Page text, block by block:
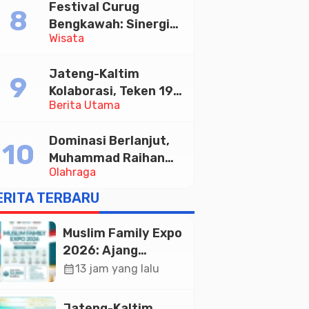
Tabungan Bima Bank
Jateng
Wisata
Festival Curug
Bengkawah: Sinergi
Desa Sikasur dan
Memajukan Wisata
serta UMKM Lokal
Berita Utama
Jateng-Kaltim
Kolaborasi, Teken 19
Kerja Sama Ekonomi
Olahraga
Dominasi Berlanjut,
Muhammad Raihan
Fadila Sabet Emas
Kyorugi di Asian
Taekwondo Indonesia
Open 2026
TERBARU
Muslim Family Expo
2026: Ajang
Silaturahim dan
Ekonomi Halal di
calendar_month13 jam yang lalu